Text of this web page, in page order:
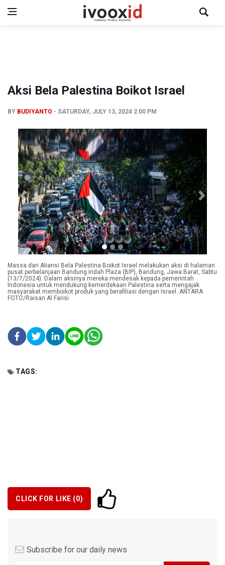
Aksi Bela Palestina Boikot Israel
BY BUDIYANTO SATURDAY, JULY 13, 2024 2:00 PM
Previous Next
Massa dari Aliansi Bela Palestina Boikot Israel melakukan aksi di halaman
pusat perbelanjaan Bandung Indah Plaza (BIP), Bandung, Jawa Barat, Sabtu
(13/7/2024). Dalam aksinya mereka mendesak kepada pemerintah
Indonesia untuk mendukung kemerdekaan Palestina serta mengajak
masyarakat memboikot produk yang berafiliasi dengan Israel. ANTARA
FOTO/Raisan Al Farisi
TAGS:
CLICK FOR LIKE (0)
Subscribe for our daily news